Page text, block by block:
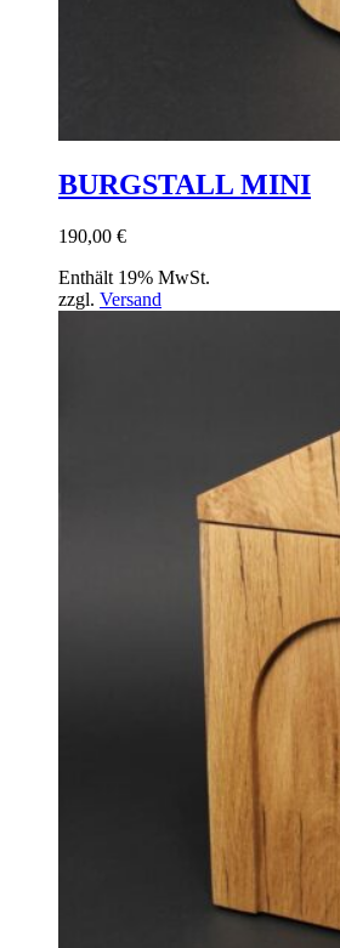
BURGSTALL MINI
190,00 €
Enthält 19% MwSt.
zzgl. Versand